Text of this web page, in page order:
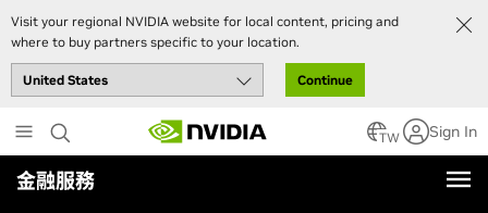
Visit your regional NVIDIA website for local content, pricing and
where to buy partners specific to your location.
Continue
to
main
content
TW Sign In
金融服務